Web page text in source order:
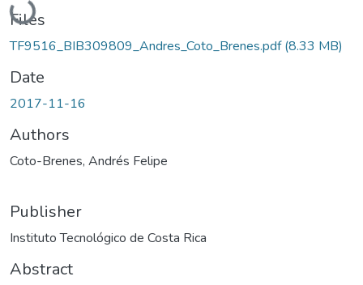
Loading...
Files
TF9516_BIB309809_Andres_Coto_Brenes.pdf(8.33 MB)
Date
2017-11-16
Authors
Coto-Brenes, Andrés Felipe
Publisher
Instituto Tecnológico de Costa Rica
Abstract